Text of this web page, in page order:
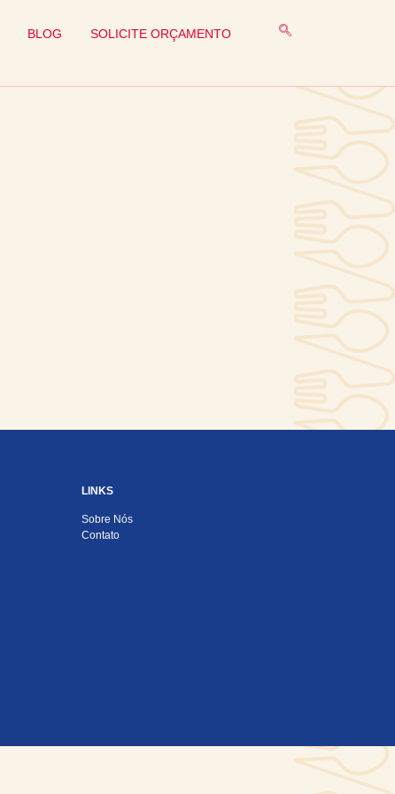
BLOG SOLICITE ORÇAMENTO
LINKS
Sobre Nós
Contato